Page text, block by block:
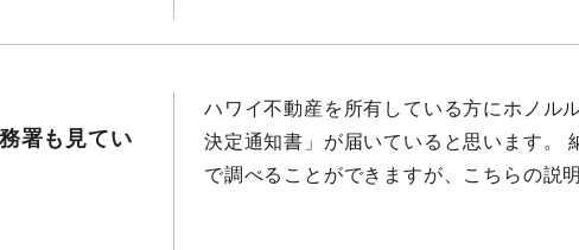
署も見てい
ハワイ不動産を所有している方にホノル
決定通知書」が届いていると思います。
で調べることができますが、こちらの説